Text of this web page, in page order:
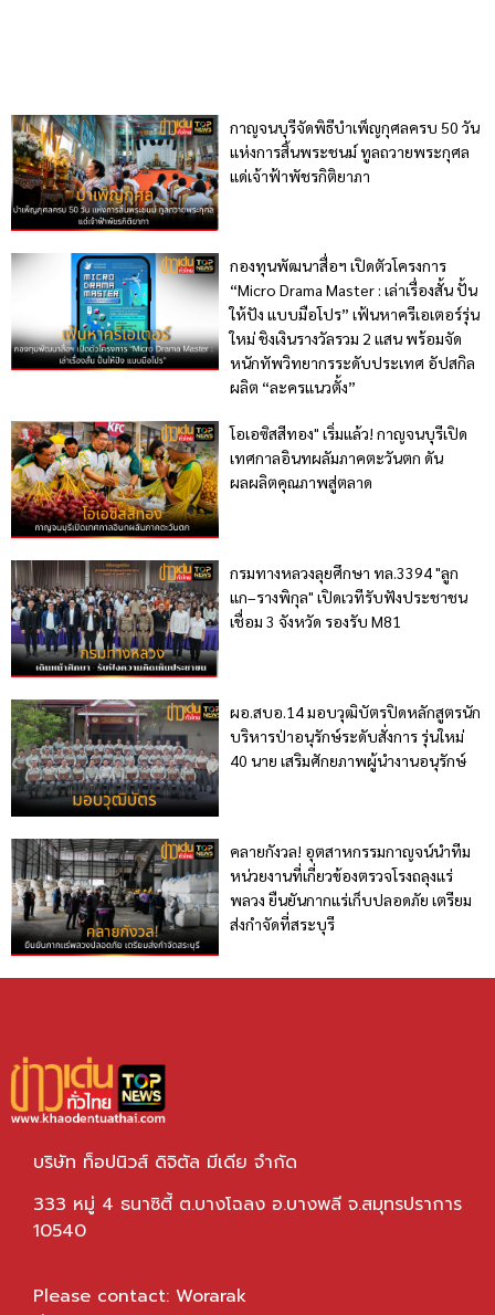
กาญจนบุรีจัดพิธีบำเพ็ญกุศลครบ 50 วัน
แห่งการสิ้นพระชนม์ ทูลถวายพระกุศล
แด่เจ้าฟ้าพัชรกิติยาภา
กองทุนพัฒนาสื่อฯ เปิดตัวโครงการ
“Micro Drama Master : เล่าเรื่องสั้น ปั้น
ให้ปัง แบบมือโปร” เฟ้นหาครีเอเตอร์รุ่น
ใหม่ ชิงเงินรางวัลรวม 2 แสน พร้อมจัด
หนักทัพวิทยากรระดับประเทศ อัปสกิล
ผลิต “ละครแนวตั้ง”
โอเอซิสสีทอง" เริ่มแล้ว! กาญจนบุรีเปิด
เทศกาลอินทผลัมภาคตะวันตก ดัน
ผลผลิตคุณภาพสู่ตลาด
กรมทางหลวงลุยศึกษา ทล.3394 "ลูก
แก–รางพิกุล" เปิดเวทีรับฟังประชาชน
เชื่อม 3 จังหวัด รองรับ M81
ผอ.สบอ.14 มอบวุฒิบัตรปิดหลักสูตรนัก
บริหารป่าอนุรักษ์ระดับสั่งการ รุ่นใหม่
40 นาย เสริมศักยภาพผู้นำงานอนุรักษ์
คลายกังวล! อุตสาหกรรมกาญจน์นำทีม
หน่วยงานที่เกี่ยวข้องตรวจโรงถลุงแร่
พลวง ยืนยันกากแร่เก็บปลอดภัย เตรียม
ส่งกำจัดที่สระบุรี
บริษัท ท็อปนิวส์ ดิจิตัล มีเดีย จำกัด
333 หมู่ 4 ธนาซิตี้ ต.บางโฉลง อ.บางพลี จ.สมุทรปราการ
10540
Please contact: Worarak